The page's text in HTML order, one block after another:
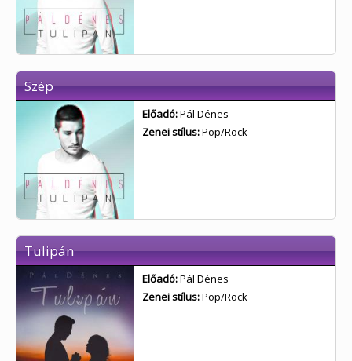
Szép
Előadó:Pál Dénes
Zenei stílus:Pop/Rock
Tulipán
Előadó:Pál Dénes
Zenei stílus:Pop/Rock